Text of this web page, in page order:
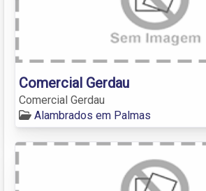
Comercial Gerdau
Comercial Gerdau
Alambrados em Palmas